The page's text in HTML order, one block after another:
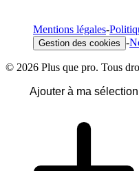
Mentions légales-
Gestion des cookies -
© 2026 Plus que pro. Tous
Ajouter à ma sélection